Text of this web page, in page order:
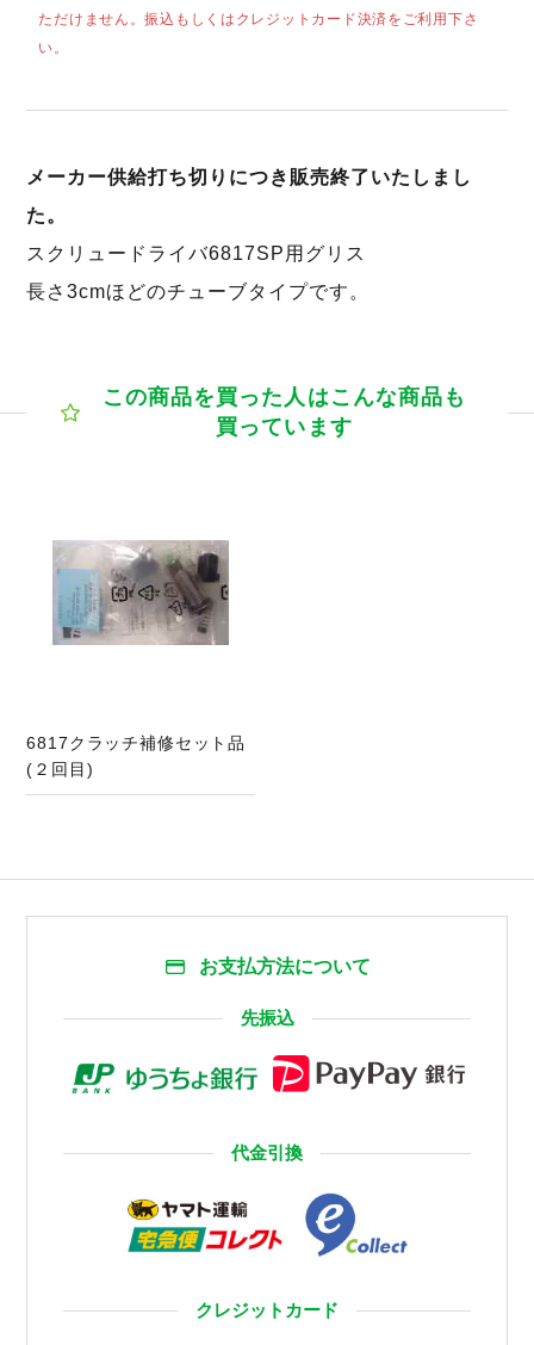
ただけません。振込もしくはクレジットカード決済をご利用下さ
い。
メーカー供給打ち切りにつき販売終了いたしまし
た。
スクリュードライバ6817SP用グリス
長さ3cmほどのチューブタイプです。
この商品を買った人はこんな商品も
買っています
6817クラッチ補修セット品
(２回目)
お支払方法について
先振込
代金引換
クレジットカード